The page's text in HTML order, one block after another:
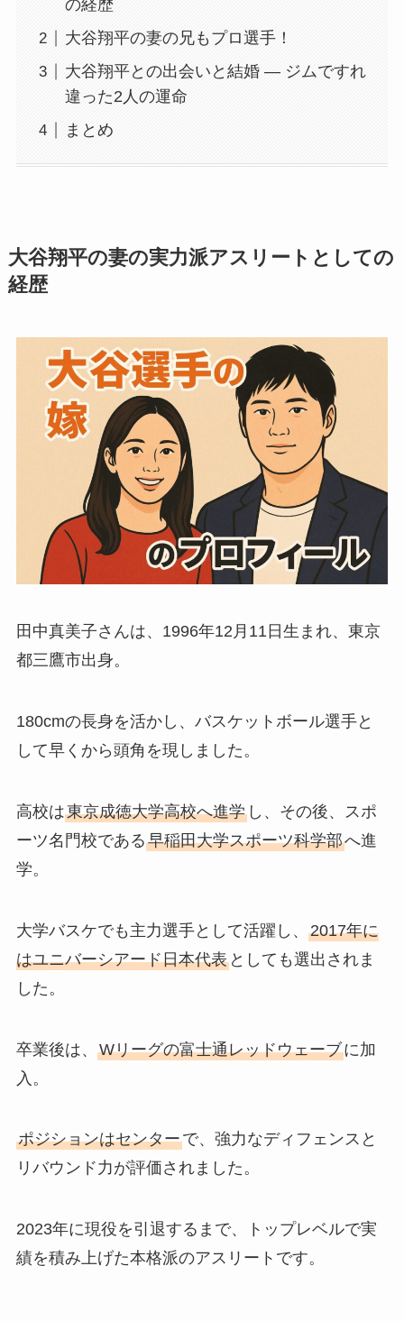
の経歴
大谷翔平の妻の兄もプロ選手！
大谷翔平との出会いと結婚 ― ジムですれ
違った2人の運命
まとめ
大谷翔平の妻の実力派アスリートとしての
経歴
田中真美子さんは、1996年12月11日生まれ、東京
都三鷹市出身。
180cmの長身を活かし、バスケットボール選手と
して早くから頭角を現しました。
高校は東京成徳大学高校へ進学し、その後、スポ
ーツ名門校である早稲田大学スポーツ科学部へ進
学。
大学バスケでも主力選手として活躍し、 2017年に
はユニバーシアード日本代表としても選出されま
した。
卒業後は、 Wリーグの富士通レッドウェーブに加
入。
ポジションはセンターで、強力なディフェンスと
リバウンド力が評価されました。
2023年に現役を引退するまで、トップレベルで実
績を積み上げた本格派のアスリートです。